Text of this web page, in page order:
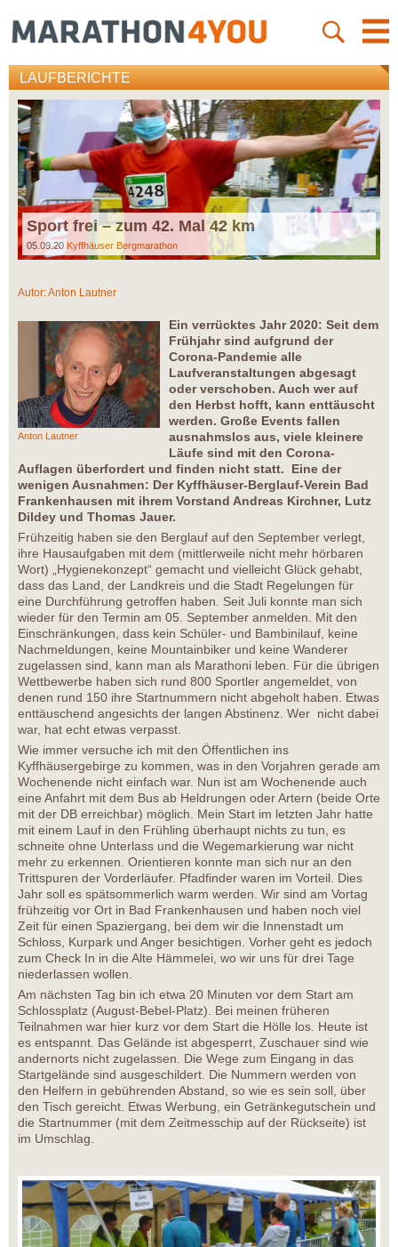
LAUFBERICHTE
Sport frei – zum 42. Mal 42 km
05.09.20 Kyffhäuser Bergmarathon
Autor:Anton Lautner
Anton Lautner
Ein verrücktes Jahr 2020: Seit dem
Frühjahr sind aufgrund der
Corona-Pandemie alle
Laufveranstaltungen abgesagt
oder verschoben. Auch wer auf
den Herbst hofft, kann enttäuscht
werden. Große Events fallen
ausnahmslos aus, viele kleinere
Läufe sind mit den Corona-
Auflagen überfordert und finden nicht statt. Eine der
wenigen Ausnahmen: Der Kyffhäuser-Berglauf-Verein Bad
Frankenhausen mit ihrem Vorstand Andreas Kirchner, Lutz
Dildey und Thomas Jauer.
Frühzeitig haben sie den Berglauf auf den September verlegt,
ihre Hausaufgaben mit dem (mittlerweile nicht mehr hörbaren
Wort) „Hygienekonzept“ gemacht und vielleicht Glück gehabt,
dass das Land, der Landkreis und die Stadt Regelungen für
eine Durchführung getroffen haben. Seit Juli konnte man sich
wieder für den Termin am 05. September anmelden. Mit den
Einschränkungen, dass kein Schüler- und Bambinilauf, keine
Nachmeldungen, keine Mountainbiker und keine Wanderer
zugelassen sind, kann man als Marathoni leben. Für die übrigen
Wettbewerbe haben sich rund 800 Sportler angemeldet, von
denen rund 150 ihre Startnummern nicht abgeholt haben. Etwas
enttäuschend angesichts der langen Abstinenz. Wer nicht dabei
war, hat echt etwas verpasst.
Wie immer versuche ich mit den Öffentlichen ins
Kyffhäusergebirge zu kommen, was in den Vorjahren gerade am
Wochenende nicht einfach war. Nun ist am Wochenende auch
eine Anfahrt mit dem Bus ab Heldrungen oder Artern (beide Orte
mit der DB erreichbar) möglich. Mein Start im letzten Jahr hatte
mit einem Lauf in den Frühling überhaupt nichts zu tun, es
schneite ohne Unterlass und die Wegemarkierung war nicht
mehr zu erkennen. Orientieren konnte man sich nur an den
Trittspuren der Vorderläufer. Pfadfinder waren im Vorteil. Dies
Jahr soll es spätsommerlich warm werden. Wir sind am Vortag
frühzeitig vor Ort in Bad Frankenhausen und haben noch viel
Zeit für einen Spaziergang, bei dem wir die Innenstadt um
Schloss, Kurpark und Anger besichtigen. Vorher geht es jedoch
zum Check In in die Alte Hämmelei, wo wir uns für drei Tage
niederlassen wollen.
Am nächsten Tag bin ich etwa 20 Minuten vor dem Start am
Schlossplatz (August-Bebel-Platz). Bei meinen früheren
Teilnahmen war hier kurz vor dem Start die Hölle los. Heute ist
es entspannt. Das Gelände ist abgesperrt, Zuschauer sind wie
andernorts nicht zugelassen. Die Wege zum Eingang in das
Startgelände sind ausgeschildert. Die Nummern werden von
den Helfern in gebührenden Abstand, so wie es sein soll, über
den Tisch gereicht. Etwas Werbung, ein Getränkegutschein und
die Startnummer (mit dem Zeitmesschip auf der Rückseite) ist
im Umschlag.